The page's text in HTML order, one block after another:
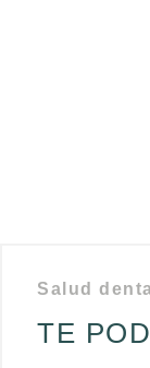
Salud
TE